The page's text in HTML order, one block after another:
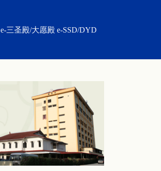
e-三圣殿/大愿殿 e-SSD/DYD